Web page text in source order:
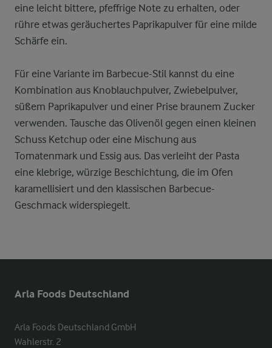
eine leicht bittere, pfeffrige Note zu erhalten, oder
rühre etwas geräuchertes Paprikapulver für eine milde
Schärfe ein.
Für eine Variante im Barbecue-Stil kannst du eine
Kombination aus Knoblauchpulver, Zwiebelpulver,
süßem Paprikapulver und einer Prise braunem Zucker
verwenden. Tausche das Olivenöl gegen einen kleinen
Schuss Ketchup oder eine Mischung aus
Tomatenmark und Essig aus. Das verleiht der Pasta
eine klebrige, würzige Beschichtung, die im Ofen
karamellisiert und den klassischen Barbecue-
Geschmack widerspiegelt.
Arla Foods Deutschland
Arla Foods Deutschland GmbH
Wahlerstr. 2